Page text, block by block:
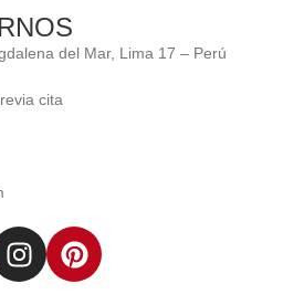
del Mar, Lima 17 – Perú
cita